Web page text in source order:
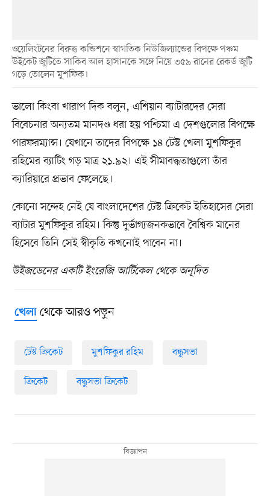
ওয়েলিংটনের বিরুদ্ধ কন্ডিশনে স্বাগতিক নিউজিল্যান্ডের বিপক্ষে পঞ্চম
উইকেট জুটিতে সাকিব আল হাসানকে সঙ্গে নিয়ে ৩৫৯ রানের রেকর্ড জুটি
গড়ে তোলেন মুশফিক।
ভালো কিংবা খারাপ দিক বলুন, এশিয়ান ব্যাটারদের সেরা
বিবেচনার অন্যতম মানদণ্ড ধরা হয় পশ্চিমা এ দেশগুলোর বিপক্ষে
পারফরম্যান্স। যেখানে তাদের বিপক্ষে ১৪ টেস্ট খেলা মুশফিকুর
রহিমের ব্যাটিং গড় মাত্র ২১.৯২। এই সীমাবদ্ধতাগুলো তাঁর
ক্যারিয়ারে প্রভাব ফেলেছে।
কোনো সন্দেহ নেই যে বাংলাদেশের টেস্ট ক্রিকেট ইতিহাসের সেরা
ব্যাটার মুশফিকুর রহিম। কিন্তু দুর্ভাগ্যজনকভাবে বৈশ্বিক মানের
হিসেবে তিনি সেই স্বীকৃতি কখনোই পাবেন না।
উইজডেনের একটি ইংরেজি আর্টিকেল থেকে অনূদিত
খেলাথেকে আরও পড়ুন
টেস্ট ক্রিকেট মুশফিকুর রহিম বন্ধুসভা
ক্রিকেট বন্ধুসভা ক্রিকেট